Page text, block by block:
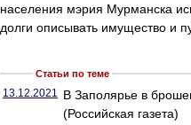
населения мэрия Мурманска
долги описывать имущество и
Статьи по теме
13.12.2021 В Заполярье в
(Российская газета)